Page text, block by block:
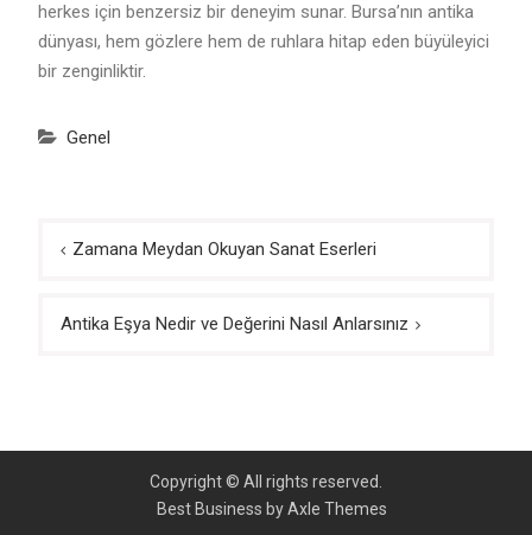
herkes için benzersiz bir deneyim sunar. Bursa’nın antika
dünyası, hem gözlere hem de ruhlara hitap eden büyüleyici
bir zenginliktir.
Genel
YazıZamana Meydan Okuyan Sanat Eserleri
Antika Eşya Nedir ve Değerini Nasıl Anlarsınız
Copyright © All rights reserved.
Best Business byAxle Themes